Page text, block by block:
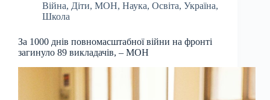
Війна, Діти, МОН, Наука, Освіта, Україна,
Школа
За 1000 днів повномасштабної війни на фронті
загинуло 89 викладачів, – МОН